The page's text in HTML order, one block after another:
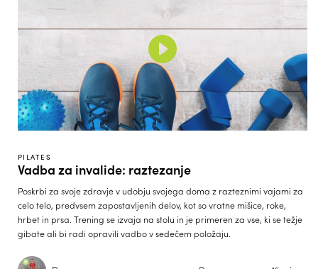
PILATES
Vadba za invalide: raztezanje
Poskrbi za svoje zdravje v udobju svojega doma z razteznimi vajami za
celo telo, predvsem zapostavljenih delov, kot so vratne mišice, roke,
hrbet in prsa. Trening se izvaja na stolu in je primeren za vse, ki se težje
gibate ali bi radi opravili vadbo v sedečem položaju.